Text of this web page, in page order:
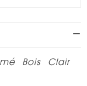
Bois Clair